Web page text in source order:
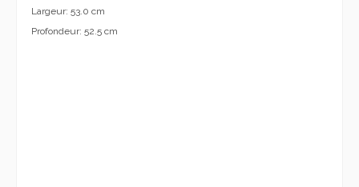
Largeur: 53.0 cm
Profondeur: 52.5 cm